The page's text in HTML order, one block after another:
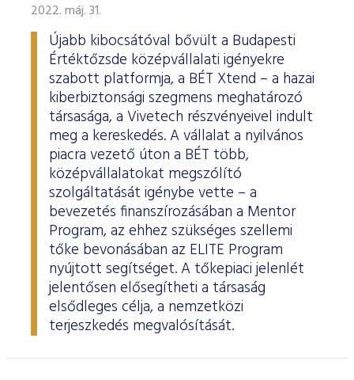
ESG Útmutató
2022. máj. 31.
Újabb kibocsátóval bővült a Budapesti
Értéktőzsde középvállalati igényekre
szabott platformja, a BÉT Xtend – a hazai
kiberbiztonsági szegmens meghatározó
társasága, a Vivetech részvényeivel indult
meg a kereskedés. A vállalat a nyilvános
piacra vezető úton a BÉT több,
középvállalatokat megszólító
szolgáltatását igénybe vette – a
bevezetés finanszírozásában a Mentor
Program, az ehhez szükséges szellemi
tőke bevonásában az ELITE Program
nyújtott segítséget. A tőkepiaci jelenlét
jelentősen elősegítheti a társaság
elsődleges célja, a nemzetközi
terjeszkedés megvalósítását.